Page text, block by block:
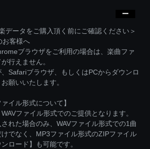
ータをご購入頂く前にご確認ください＞
お客様へ
ブラウザをご利用の場合は、楽曲ファ
行えません。
Safariブラウザ、もしくはPCからダウンロ
願いいたします。
イル形式について】
ファイル形式でのご提供となります。
れた場合のみ、WAVファイル形式での1曲
でなく、MP3ファイル形式のZIPファイル
ロード】も可能です。